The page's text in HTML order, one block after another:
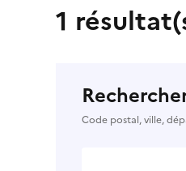
1
Code postal, ville,